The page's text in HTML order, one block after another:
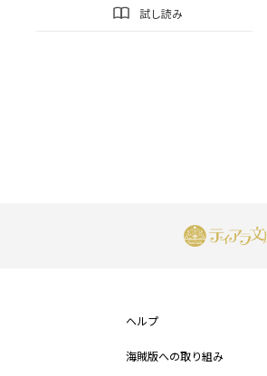
試し読み
ヘルプ
海賊版への取り組み